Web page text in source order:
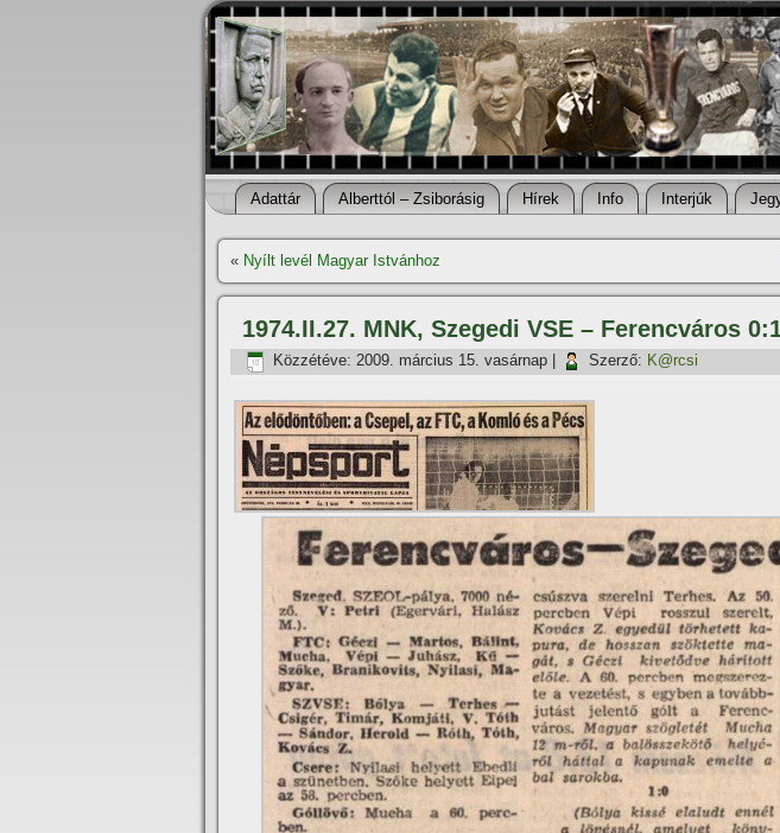
Adattár Alberttól – Zsiborásig Hí­rek Info Interjúk
« Nyí­lt levél Magyar Istvánhoz
1974.II.27. MNK, Szegedi VSE – Ferencváros
Közzétéve: 2009. március 15. vasárnap Szerző: K@rcsi